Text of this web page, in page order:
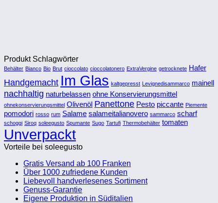
Produkt Schlagwörter
Behälter Bianco Bio Brut cioccolato cioccolatonero ExtraVergine getrocknete Hafer
Handgemacht Im Glas kaltgepresst Levignedisammarco mainell
nachhaltig naturbelassen ohne Konservierungsmittel
ohnekonservierungsmittel Olivenöl Panettone Pesto piccante Piemente
pomodori rosso rum Salame salameitalianovero sammarco scharf
schoggi Siroq soleegusto Spumante Sugo Tartufi Thermobehälter tomaten
Unverpackt
Vorteile bei soleegusto
Gratis Versand ab 100 Franken
Über 1000 zufriedene Kunden
Liebevoll handverlesenes Sortiment
Genuss-Garantie
Eigene Produktion in Süditalien